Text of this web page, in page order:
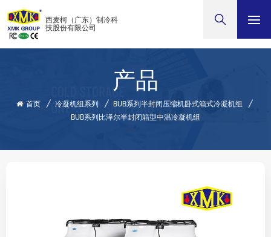
西麦柯（广东）制冷科
技股份有限公司
产品
首页 / 冷凝机组系列 / BUB系列半封闭压缩机卧式箱式冷凝机组 /
BUB系列比泽尔半封闭箱型中温冷凝机组